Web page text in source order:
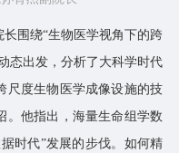
围绕“生物医学视角下的跨
态出发，分析了大科学时代
尺度生物医学成像设施的技
。他指出，海量生命组学数
时代”发展的步伐。如何精